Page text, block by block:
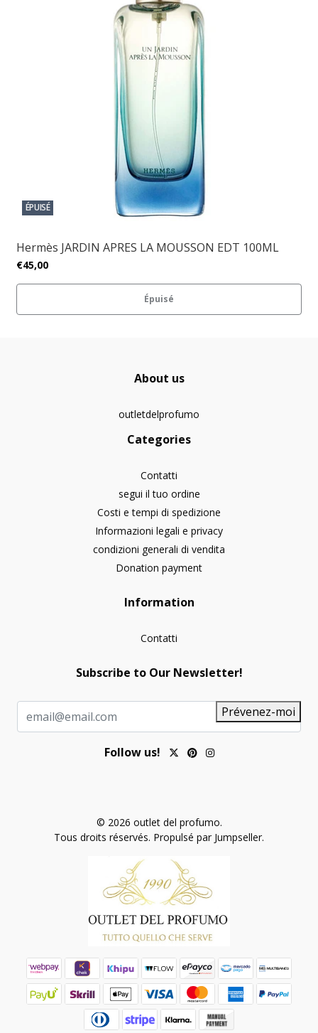
ÉPUISÉ
Hermès JARDIN APRES LA MOUSSON EDT 100ML
€45,00
Épuisé
About us
outletdelprofumo
Categories
Contatti
segui il tuo ordine
Costi e tempi di spedizione
Informazioni legali e privacy
condizioni generali di vendita
Donation payment
Information
Contatti
Subscribe to Our Newsletter!
Prévenez-moi
Follow us!
© 2026 outlet del profumo.
Tous droits réservés. Propulsé par Jumpseller.